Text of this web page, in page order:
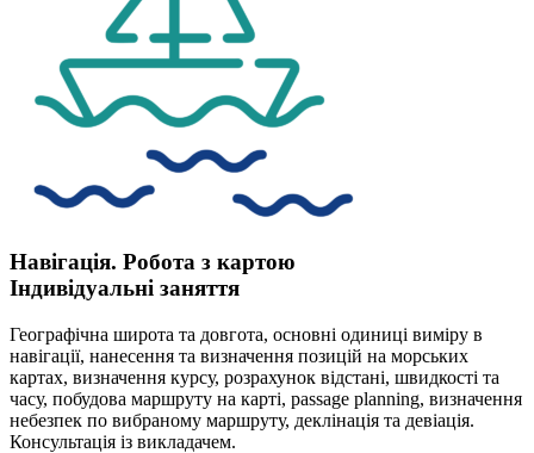
Навігація. Робота з картою
Індивідуальні заняття
Географічна широта та довгота, основні одиниці виміру в
навігації, нанесення та визначення позицій на морських
картах, визначення курсу, розрахунок відстані, швидкості та
часу, побудова маршруту на карті, passage planning, визначення
небезпек по вибраному маршруту, деклінація та девіація.
Консультація із викладачем.